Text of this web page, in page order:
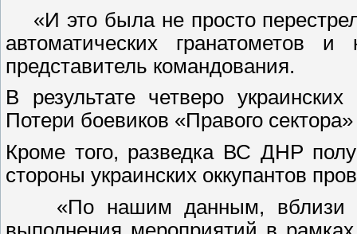
«И это была не просто
автоматических гранатометов
представитель командования.
В результате четверо
Потери боевиков «Правого
Кроме того, разведка ВС ДНР
стороны украинских оккупантов
«По нашим данным, вблизи